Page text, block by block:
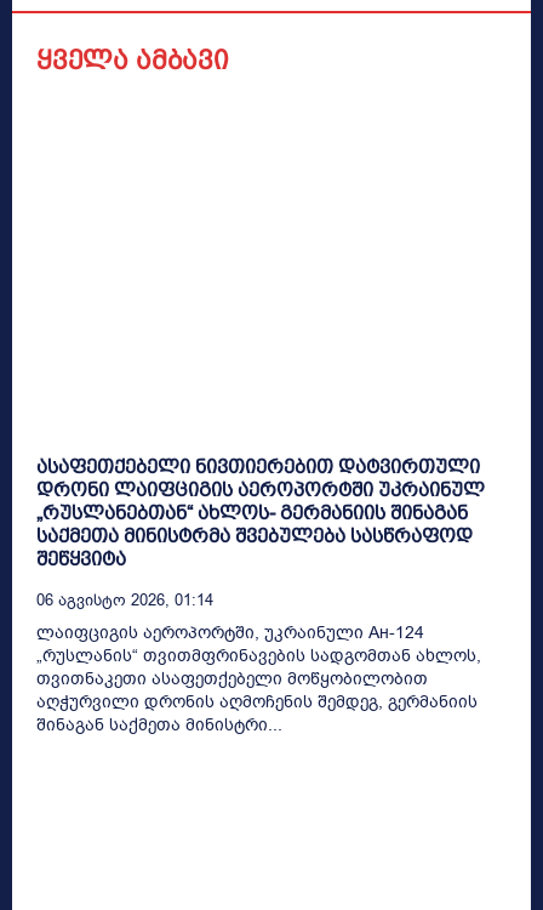
ყველა ამბავი
ასაფეთქებელი ნივთიერებით დატვირთული
დრონი ლაიფციგის აეროპორტში უკრაინულ
„რუსლანებთან“ ახლოს- გერმანიის შინაგან
საქმეთა მინისტრმა შვებულება სასწრაფოდ
შეწყვიტა
06 Აგვისტო 2026, 01:14
ლაიფციგის აეროპორტში, უკრაინული Ан-124
„რუსლანის“ თვითმფრინავების სადგომთან ახლოს,
თვითნაკეთი ასაფეთქებელი მოწყობილობით
აღჭურვილი დრონის აღმოჩენის შემდეგ, გერმანიის
შინაგან საქმეთა მინისტრი...